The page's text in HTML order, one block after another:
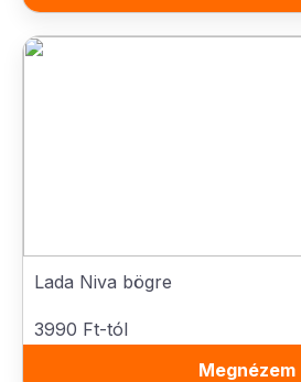
Lada Niva bögre
3990 Ft-tól
Megnézem